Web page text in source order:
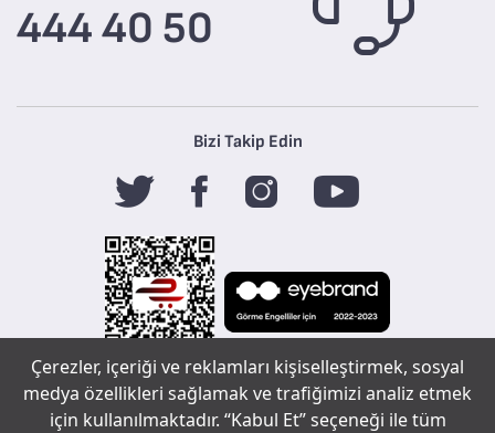
Çerezler, içeriği ve reklamları kişiselleştirmek, sosyal
medya özellikleri sağlamak ve trafiğimizi analiz etmek
için kullanılmaktadır. “Kabul Et” seçeneği ile tüm
444 40 50
Bizi Takip Edin
Tefal